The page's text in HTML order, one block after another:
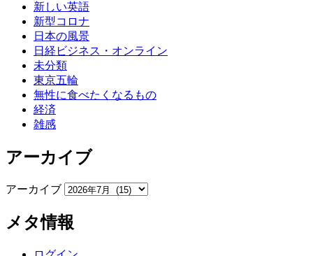
新しい英語
新型コロナ
日本の風景
日経ビジネス・オンライン
未分類
東京五輪
無性に食べたくなるもの
経済
雑感
アーカイブ
アーカイブ
メタ情報